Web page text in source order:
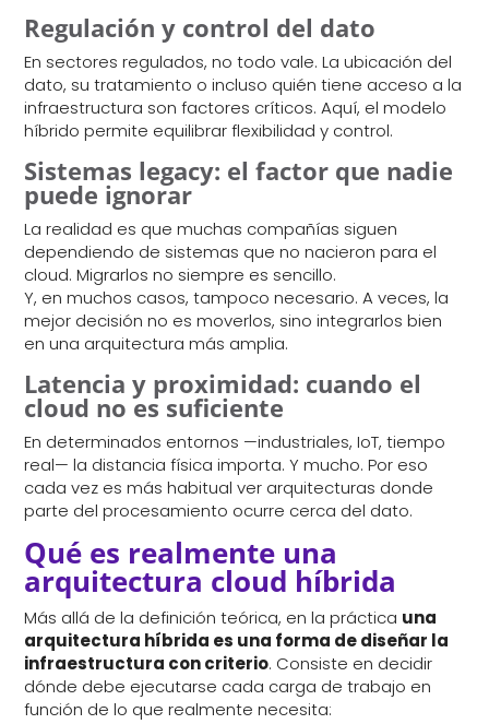
Regulación y control del dato
En sectores regulados, no todo vale. La ubicación del
dato, su tratamiento o incluso quién tiene acceso a la
infraestructura son factores críticos. Aquí, el modelo
híbrido permite equilibrar flexibilidad y control.
Sistemas legacy: el factor que nadie
puede ignorar
La realidad es que muchas compañías siguen
dependiendo de sistemas que no nacieron para el
cloud. Migrarlos no siempre es sencillo.
Y, en muchos casos, tampoco necesario. A veces, la
mejor decisión no es moverlos, sino integrarlos bien
en una arquitectura más amplia.
Latencia y proximidad: cuando el
cloud no es suficiente
En determinados entornos —industriales, IoT, tiempo
real— la distancia física importa. Y mucho. Por eso
cada vez es más habitual ver arquitecturas donde
parte del procesamiento ocurre cerca del dato.
Qué es realmente una
arquitectura cloud híbrida
Más allá de la definición teórica, en la práctica una
arquitectura híbrida es una forma de diseñar la
infraestructura con criterio. Consiste en decidir
dónde debe ejecutarse cada carga de trabajo en
función de lo que realmente necesita: